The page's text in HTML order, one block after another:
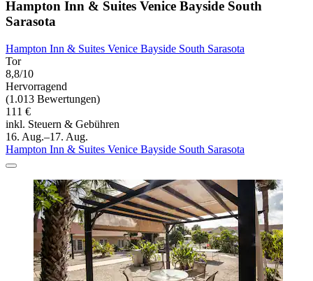
Hampton Inn & Suites Venice Bayside South
Sarasota
Hampton Inn & Suites Venice Bayside South Sarasota
Tor
8,8/10
Hervorragend
(1.013 Bewertungen)
111 €
inkl. Steuern & Gebühren
16. Aug.–17. Aug.
Hampton Inn & Suites Venice Bayside South Sarasota